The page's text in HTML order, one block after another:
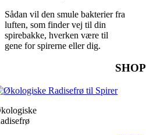
Sådan vil den smule bakterier fra
luften, som finder vej til din
spirebakke, hverken være til
gene for spirerne eller dig.
SHOP